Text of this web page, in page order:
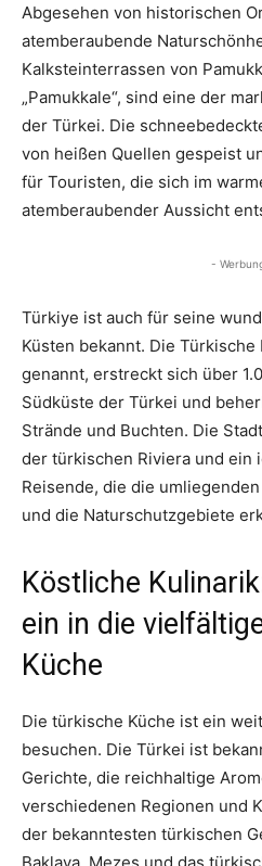
Abgesehen von historischen
atemberaubende
Kalksteinterrassen von
„Pamukkale“, sind eine der
der Türkei. Die
von heißen Quellen gespeist
für Touristen, die sich im
atemberaubender Aussicht
-
Türkiye ist auch für seine
Küsten bekannt. Die
genannt, erstreckt sich über
Südküste der Türkei und
Strände und Buchten. Die Stadt
der türkischen Riviera und ein
Reisende, die die
und die Naturschutzgebiete
Köstliche
ein in die
Küche
Die türkische Küche ist ein
besuchen. Die Türkei ist
Gerichte, die reichhaltige
verschiedenen Regionen und
der bekanntesten türkischen